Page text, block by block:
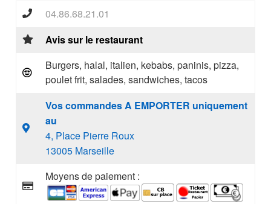
04.86.68.21.01
Avis sur le restaurant
Burgers, halal, italien, kebabs, paninis, pizza,
poulet frit, salades, sandwiches, tacos
Vos commandes A EMPORTER uniquement
au
4, Place Pierre Roux
13005 Marseille
Moyens de paiement :